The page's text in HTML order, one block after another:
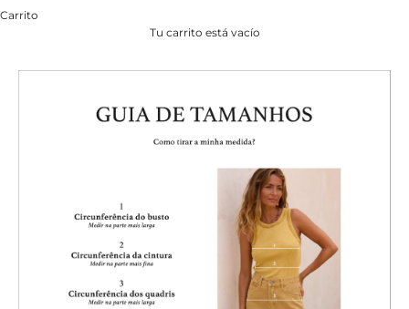
Carrito
Tu carrito está vacío